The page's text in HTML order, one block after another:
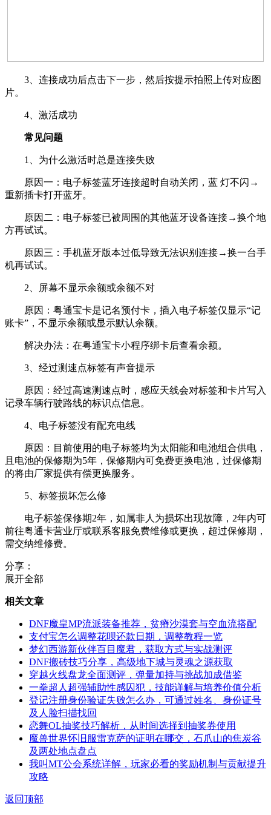
3、连接成功后点击下一步，然后按提示拍照上传对应图
片。
4、激活成功
常见问题
1、为什么激活时总是连接失败
原因一：电子标签蓝牙连接超时自动关闭，蓝 灯不闪→
重新插卡打开蓝牙。
原因二：电子标签已被周围的其他蓝牙设备连接→换个地
方再试试。
原因三：手机蓝牙版本过低导致无法识别连接→换一台手
机再试试。
2、屏幕不显示余额或余额不对
原因：粤通宝卡是记名预付卡，插入电子标签仅显示“记
账卡”，不显示余额或显示默认余额。
解决办法：在粤通宝卡小程序绑卡后查看余额。
3、经过测速点标签有声音提示
原因：经过高速测速点时，感应天线会对标签和卡片写入
记录车辆行驶路线的标识点信息。
4、电子标签没有配充电线
原因：目前使用的电子标签均为太阳能和电池组合供电，
且电池的保修期为5年，保修期内可免费更换电池，过保修期
的将由厂家提供有偿更换服务。
5、标签损坏怎么修
电子标签保修期2年，如属非人为损坏出现故障，2年内可
前往粤通卡营业厅或联系客服免费维修或更换，超过保修期，
需交纳维修费。
分享：
展开全部
相关文章
DNF魔皇MP流派装备推荐，贫瘠沙漠套与空血流搭配
支付宝怎么调整花呗还款日期，调整教程一览
梦幻西游新伙伴百目魔君，获取方式与实战测评
DNF搬砖技巧分享，高级地下城与灵魂之源获取
穿越火线盘龙全面测评，弹量加持与挑战加成借鉴
一拳超人超强辅助性感囚犯，技能详解与培养价值分析
登记注册身份验证失败怎么办，可通过姓名、身份证号
及人脸扫描找回
恋舞OL抽奖技巧解析，从时间选择到抽奖券使用
魔兽世界怀旧服雷克萨的证明在哪交，石爪山的焦炭谷
及两处地点盘点
我叫MT公会系统详解，玩家必看的奖励机制与贡献提升
攻略
返回顶部